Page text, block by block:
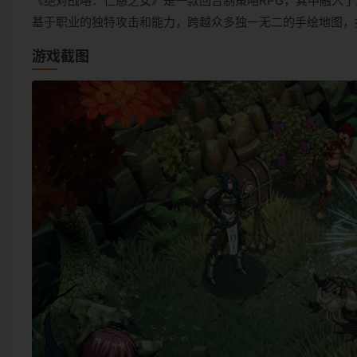
基于职业的独特攻击和能力，跨越众多独一无二的手绘地图
游戏截图